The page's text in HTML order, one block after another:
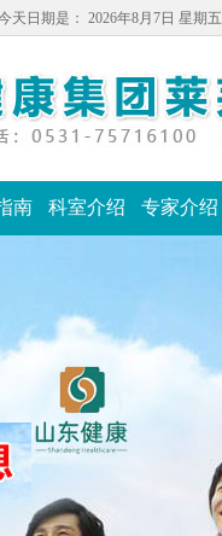
天日期是： 2026年8月7日 星期五
南 科室介绍 专家介绍